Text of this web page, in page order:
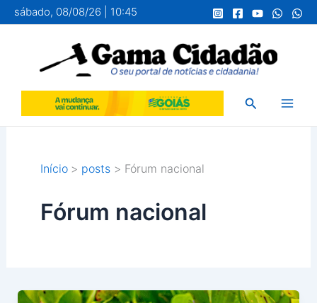
para
conteúdo
sábado, 08/08/26 | 10:45
Pesquisar
Início posts Fórum nacional
Fórum nacional